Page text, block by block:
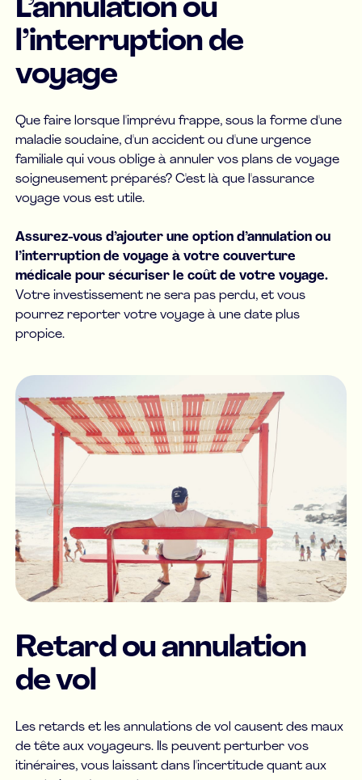
L’annulation ou
l’interruption de
voyage
Que faire lorsque l'imprévu frappe, sous la forme d'une
maladie soudaine, d'un accident ou d'une urgence
familiale qui vous oblige à annuler vos plans de voyage
soigneusement préparés? C'est là que l'assurance
voyage vous est utile.
Assurez-vous d’ajouter une option d’annulation ou
l’interruption de voyage à votre couverture
médicale pour sécuriser le coût de votre voyage.
Votre investissement ne sera pas perdu, et vous
pourrez reporter votre voyage à une date plus
propice.
Retard ou annulation
de vol
Les retards et les annulations de vol causent des maux
de tête aux voyageurs. Ils peuvent perturber vos
itinéraires, vous laissant dans l'incertitude quant aux